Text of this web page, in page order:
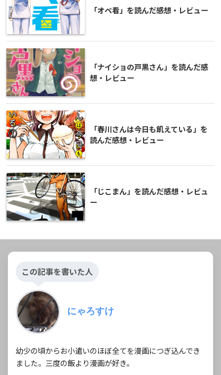
「オペ看」を読んだ感想・レビュー
「ナイショの戸黒さん」を読んだ感
想・レビュー
「春川さんは今日も飢えている」を
読んだ感想・レビュー
「じこまん」を読んだ感想・レビュ
ー
この記事を書いた人
にゃろすけ
幼少の頃からお小遣いのほぼ全てを漫画につぎ込んでき
ました。三度の飯より漫画が好き。